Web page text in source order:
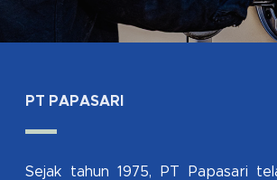
PT PAPASARI
Sejak tahun 1975, PT Papasari